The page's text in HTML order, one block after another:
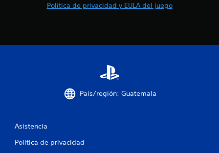
Política de privacidad y EULA del juego
País/región: Guatemala
Asistencia
Política de privacidad